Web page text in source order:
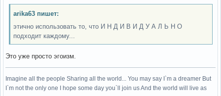
arika63 пишет:
этично использовать то, что И Н Д И В И Д У А Л Ь Н О
подходит каждому...
Это уже просто эгоизм.
Imagine all the people Sharing all the world... You may say I`m a dreamer But
I`m not the only one I hope some day you`ll join us And the world will live as